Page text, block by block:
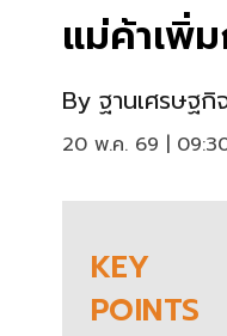
แม่ค้าเพิ่
By ฐานเศรษฐกิ
20 พ.ค. 69 |
KEY
POINTS